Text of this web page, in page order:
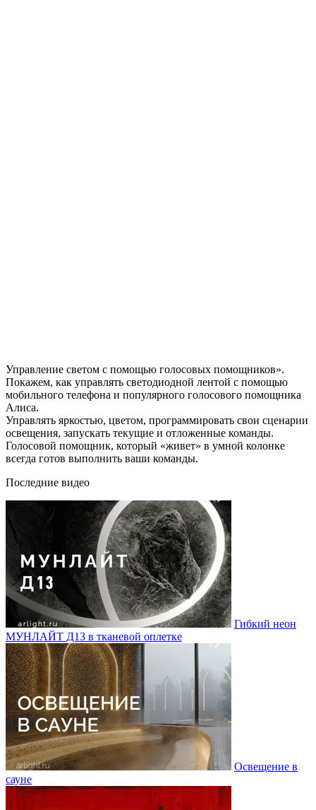
Управление светом с помощью голосовых помощников».
Покажем, как управлять светодиодной лентой с помощью
мобильного телефона и популярного голосового помощника
Алиса.
Управлять яркостью, цветом, программировать свои сценарии
освещения, запускать текущие и отложенные команды.
Голосовой помощник, который «живет» в умной колонке
всегда готов выполнить ваши команды.
Последние видео
Гибкий неон
МУНЛАЙТ Д13 в тканевой оплетке
Освещение в
сауне